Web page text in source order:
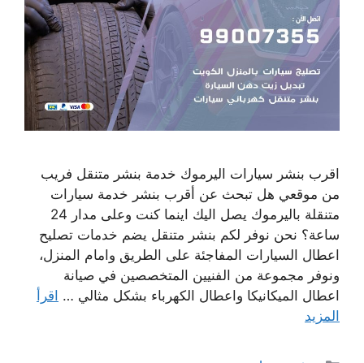
اقرب بنشر سيارات اليرموك خدمة بنشر متنقل فريب
من موقعي هل تبحث عن أقرب بنشر خدمة سيارات
متنقلة باليرموك يصل اليك اينما كنت وعلى مدار 24
ساعة؟ نحن نوفر لكم بنشر متنقل يضم خدمات تصليح
اعطال السيارات المفاجئة على الطريق وامام المنزل،
ونوفر مجموعة من الفنيين المتخصصين في صيانة
اعطال الميكانيكا واعطال الكهرباء بشكل مثالي … اقرأ
المزيد